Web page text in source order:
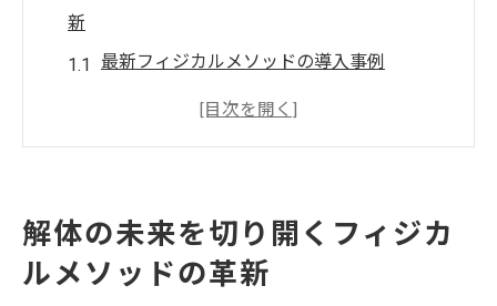
新
最新フィジカルメソッドの導入事例
従来技術との比較で見る革新性
革新的手法が環境に与える影響
未来の解体現場を支える要素技術
フィジカルメソッドがもたらす解体業界の変革
解体の未来を切り開くフィジカ
ルメソッドの革新